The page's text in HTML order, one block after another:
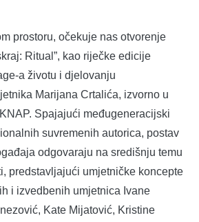
prostoru, očekuje nas otvorenje
Ritual”, kao riječke edicije
a životu i djelovanju
Marijana Crtalića, izvorno u
Spajajući međugeneracijski
suvremenih autorica, postav
odgovaraju na središnju temu
predstavljajući umjetničke koncepte
i izvedbenih umjetnica Ivane
Kate Mijatović, Kristine